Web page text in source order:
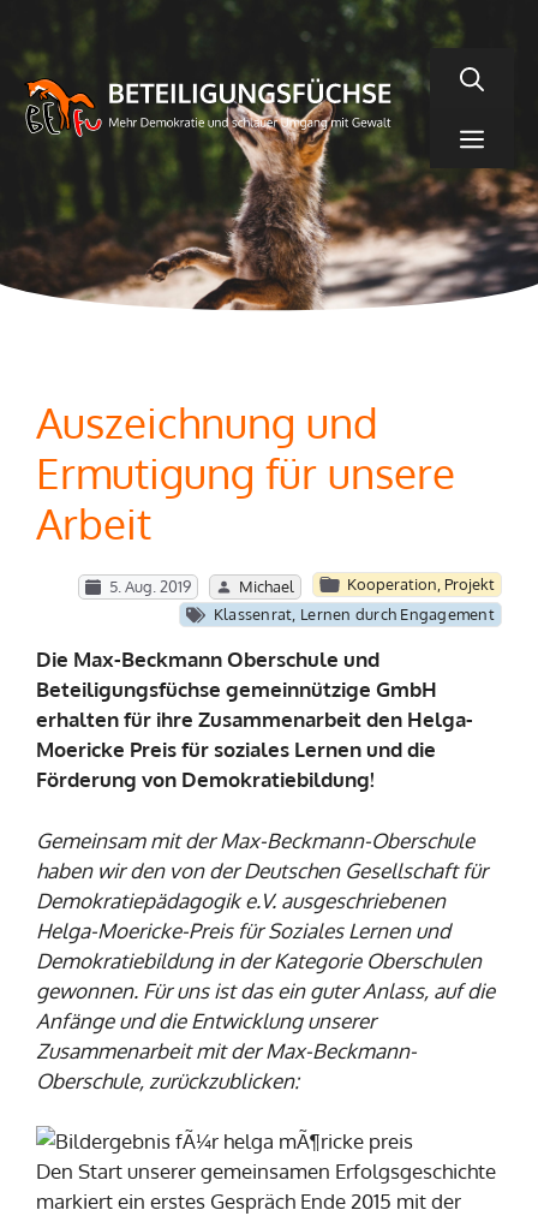
springen
Auszeichnung und
Ermutigung für unsere
Arbeit
5. Aug. 2019 Michael Kooperation, Projekt
Klassenrat, Lernen durch Engagement
Die Max-Beckmann Oberschule und
Beteiligungsfüchse gemeinnützige GmbH
erhalten für ihre Zusammenarbeit den Helga-
Moericke Preis für soziales Lernen und die
Förderung von Demokratiebildung!
Gemeinsam mit der Max-Beckmann-Oberschule
haben wir den von der Deutschen Gesellschaft für
Demokratiepädagogik e.V. ausgeschriebenen
Helga-Moericke-Preis für Soziales Lernen und
Demokratiebildung in der Kategorie Oberschulen
gewonnen. Für uns ist das ein guter Anlass, auf die
Anfänge und die Entwicklung unserer
Zusammenarbeit mit der Max-Beckmann-
Oberschule, zurückzublicken:
Den Start unserer gemeinsamen Erfolgsgeschichte
markiert ein erstes Gespräch Ende 2015 mit der